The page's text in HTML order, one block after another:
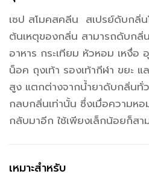
เซป สโมคสคลีน สเปรย์ดับกลิ่
ต้นเหตุของกลิ่น สามารถดับกลิ่
อาหาร กระเทียม หัวหอม เหงื่อ
น็อค ถุงเท้า รองเท้ากีฬา ขยะ แ
สูง แตกต่างจากน้ำยาดับกลิ่นทั่
กลบกลิ่นเท่านั้น ซึ่งเมื่อความห
กลับมาอีก ใช้เพียงเล็กน้อยก็ส
เหมาะสำหรับ